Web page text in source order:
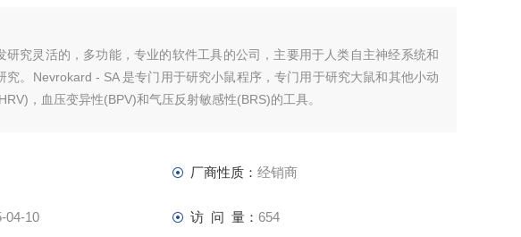
研究灵活的，多功能，专业的软件工具的公司，主要用于人类自主神经系统和
究。Nevrokard - SA 是专门用于研究小鼠程序，专门用于研究大鼠和其他小动
，血压变异性(BPV)和气压反射敏感性(BRS)的工具。
厂商性质： 经销商
04-10 访 问 量： 654